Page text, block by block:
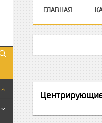
ГЛАВНАЯ